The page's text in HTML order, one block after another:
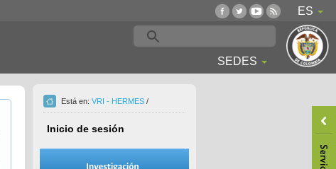
ES
SEDES
Está en: VRI - HERMES /
Inicio de sesión